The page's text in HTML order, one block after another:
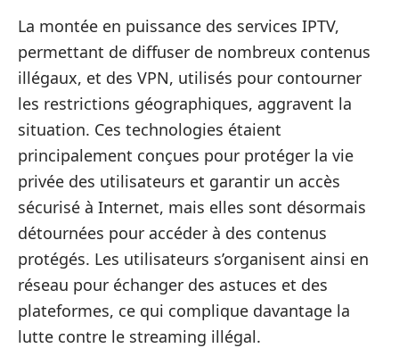
La montée en puissance des services IPTV,
permettant de diffuser de nombreux contenus
illégaux, et des VPN, utilisés pour contourner
les restrictions géographiques, aggravent la
situation. Ces technologies étaient
principalement conçues pour protéger la vie
privée des utilisateurs et garantir un accès
sécurisé à Internet, mais elles sont désormais
détournées pour accéder à des contenus
protégés. Les utilisateurs s’organisent ainsi en
réseau pour échanger des astuces et des
plateformes, ce qui complique davantage la
lutte contre le streaming illégal.